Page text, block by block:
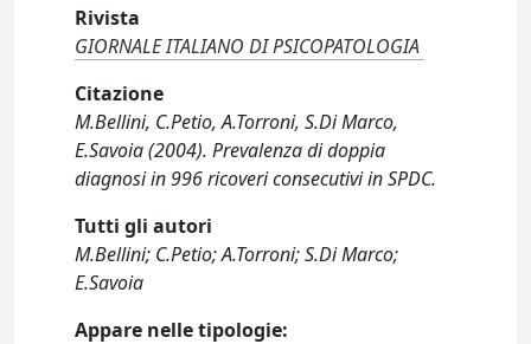
Rivista
GIORNALE ITALIANO DI PSICOPATOLOGIA
Citazione
M.Bellini, C.Petio, A.Torroni, S.Di Marco,
E.Savoia (2004). Prevalenza di doppia
diagnosi in 996 ricoveri consecutivi in SPDC.
Tutti gli autori
M.Bellini; C.Petio; A.Torroni; S.Di Marco;
E.Savoia
Appare nelle tipologie: